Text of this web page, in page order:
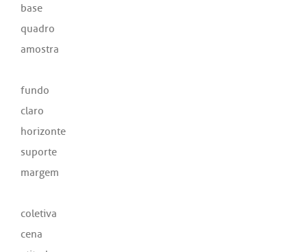
base
quadro
amostra
fundo
claro
horizonte
suporte
margem
coletiva
cena